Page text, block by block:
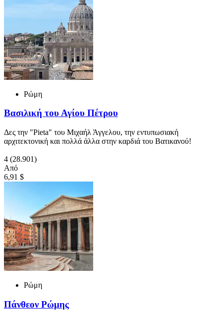
Ρώμη
Βασιλική του Αγίου Πέτρου
Δες την "Pieta" του Μιχαήλ Άγγελου, την εντυπωσιακή
αρχιτεκτονική και πολλά άλλα στην καρδιά του Βατικανού!
4 (28.901)
Από
6,91 $
Ρώμη
Πάνθεον Ρώμης